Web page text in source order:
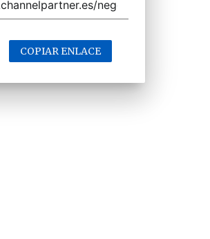
COPIAR ENLACE